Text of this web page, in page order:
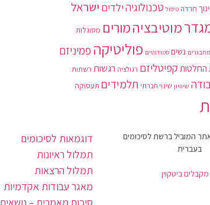
חרדה טיפול טכנולוגיהילדים ישראל
מוטיבציהמורים מסוגלות
מתבגרים נשים סטודנטים פוליטיקה פמיניזם
קפיטליזם רגולציה רגשות רשתות
שיוויון שינוי חברתי תלמידים תעסוקה
דוגמאות לסיכומים
תמלול ראיונות
תמלול הרצאות
מאגר עבודות אקדמיות